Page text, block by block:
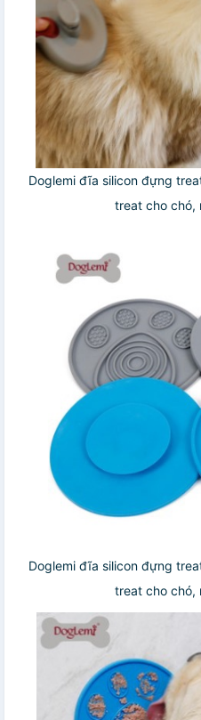
Doglemi đĩa silicon đựng
treat cho chó,
Doglemi đĩa silicon đựng
treat cho chó,